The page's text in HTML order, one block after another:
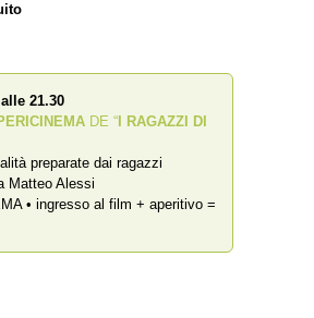
21.30
DE “ I RAGAZZI DI
preparate dai ragazzi
Matteo Alessi
• ingresso al film + aperitivo =